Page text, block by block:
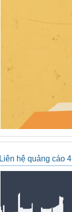
Liên hệ quảng cáo 4